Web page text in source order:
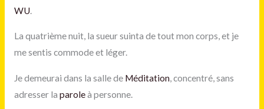
WU.
La quatrième nuit, la sueur suinta de tout mon corps, et je
me sentis commode et léger.
Je demeurai dans la salle de Méditation, concentré, sans
adresser la paroleà personne.